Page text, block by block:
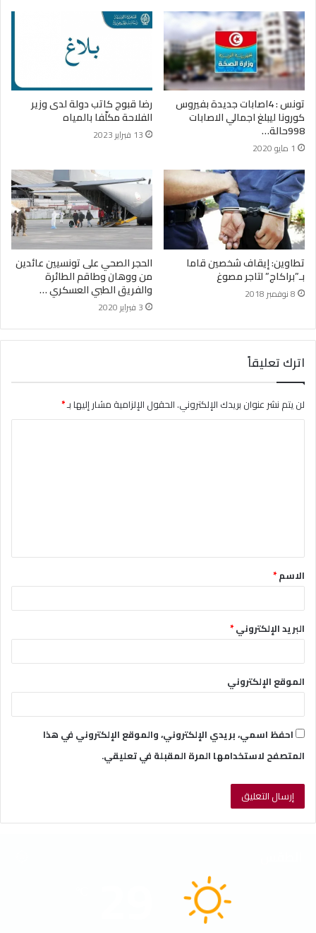
تونس : 4اصابات جديدة بفيروس
كورونا ليبلغ اجمالي الاصابات
998حالة…
1 مايو 2020
رضا قبوج كاتب دولة لدى وزير
الفلاحة مكلّفا بالمياه
13 فبراير 2023
تطاوين: إيقاف شخصين قاما
بـ”براكاج” لتاجر مصوغ
8 نوفمبر 2018
الحجر الصحي على تونسيين عائدين
من ووهان وطاقم الطائرة
والفريق الطبي العسكري …
3 فبراير 2020
اترك تعليقاً
لن يتم نشر عنوان بريدك الإلكتروني.الحقول الإلزامية مشار إليها بـ*
ق
*الاسم*
البريد الإلكتروني*
الموقع الإلكتروني
احفظ اسمي، بريدي الإلكتروني، والموقع الإلكتروني في هذا
المتصفح لاستخدامها المرة المقبلة في تعليقي.